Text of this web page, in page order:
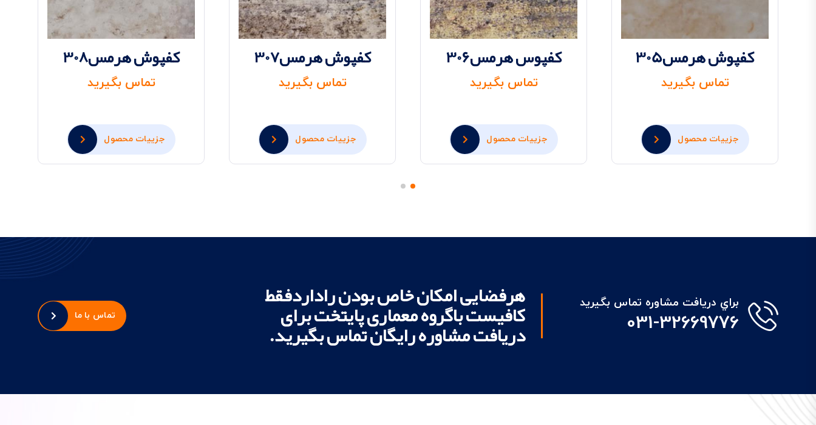
کفپوش هرمس305
تماس بگیرید
جزییات محصول
کفپوس هرمس306
تماس بگیرید
جزییات محصول
کفپوش هرمس307
تماس بگیرید
جزییات محصول
کفپوش هرمس308
تماس بگیرید
جزییات محصول
براي دريافت مشاوره تماس بگيريد
031-32669776
هرفضایی امکان خاص بودن راداردفقط
کافیست باگروه معماری پایتخت برای
دریافت مشاوره رایگان تماس بگیرید.
تماس با ما